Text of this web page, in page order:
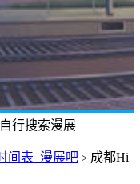
行搜索漫展
间表_漫展吧 > 成都Hi